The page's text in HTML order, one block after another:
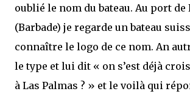
oublié le nom du bateau. Au port
(Barbade) je regarde un bateau
connaître le logo de ce nom. An
le type et lui dit « on s’est déjà
à Las Palmas ? » et le voilà qui